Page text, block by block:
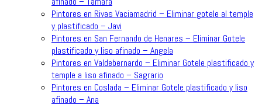
Pintores en Rivas Vaciamadrid – Eliminar gotele al temple
y plastificado – Javi
Pintores en San Fernando de Henares – Eliminar Gotele
plastificado y liso afinado – Angela
Pintores en Valdebernardo – Eliminar Gotele plastificado y
temple a liso afinado – Sagrario
Pintores en Coslada – Eliminar Gotele plastificado y liso
afinado – Ana